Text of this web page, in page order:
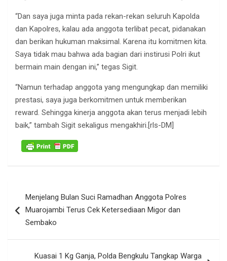
“Dan saya juga minta pada rekan-rekan seluruh Kapolda
dan Kapolres, kalau ada anggota terlibat pecat, pidanakan
dan berikan hukuman maksimal. Karena itu komitmen kita.
Saya tidak mau bahwa ada bagian dari instirusi Polri ikut
bermain main dengan ini,” tegas Sigit.
“Namun terhadap anggota yang mengungkap dan memiliki
prestasi, saya juga berkomitmen untuk memberikan
reward. Sehingga kinerja anggota akan terus menjadi lebih
baik,” tambah Sigit sekaligus mengakhiri.[rls-DM]
posMenjelang Bulan Suci Ramadhan Anggota Polres
Muarojambi Terus Cek Ketersediaan Migor dan
Sembako
Kuasai 1 Kg Ganja, Polda Bengkulu Tangkap Warga